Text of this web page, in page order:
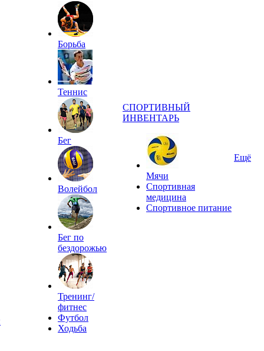
Борьба
Теннис
Бег
Волейбол
Бег по
бездорожью
Тренинг/
фитнес
Футбол
Ходьба
СПОРТИВНЫЙ
ИНВЕНТАРЬ
Мячи
Спортивная
медицина
Спортивное питание
Ещё